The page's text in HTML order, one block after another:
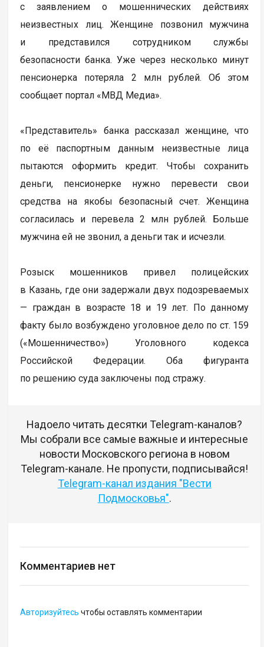
с заявлением о мошеннических действиях
неизвестных лиц. Женщине позвонил мужчина
и представился сотрудником службы
безопасности банка. Уже через несколько минут
пенсионерка потеряла 2 млн рублей. Об этом
сообщает портал «МВД Медиа».
«Представитель» банка рассказал женщине, что
по её паспортным данным неизвестные лица
пытаются оформить кредит. Чтобы сохранить
деньги, пенсионерке нужно перевести свои
средства на якобы безопасный счет. Женщина
согласилась и перевела 2 млн рублей. Больше
мужчина ей не звонил, а деньги так и исчезли.
Розыск мошенников привел полицейских
в Казань, где они задержали двух подозреваемых
— граждан в возрасте 18 и 19 лет. По данному
факту было возбуждено уголовное дело по ст. 159
(«Мошенничество») Уголовного кодекса
Российской Федерации. Оба фигуранта
по решению суда заключены под стражу.
Надоело читать десятки Telegram-каналов?
Мы собрали все самые важные и интересные
новости Московского региона в новом
Telegram-канале. Не пропусти, подписывайся!
Telegram-канал издания "Вести
Подмосковья".
Комментариев нет
Авторизуйтесь чтобы оставлять комментарии